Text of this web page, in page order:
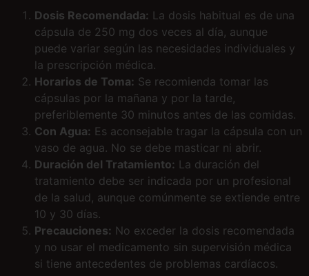
Dosis Recomendada: La dosis habitual es de una
cápsula de 250 mg dos veces al día, aunque
puede variar según las necesidades individuales y
la prescripción médica.
Horarios de Toma: Se recomienda tomar las
cápsulas por la mañana y por la tarde,
preferiblemente 30 minutos antes de las comidas.
Con Agua: Es aconsejable tragar la cápsula con un
vaso de agua. No se debe masticar ni abrir.
Duración del Tratamiento: La duración del
tratamiento debe ser indicada por un profesional
de la salud, aunque comúnmente se extiende entre
10 y 30 días.
Precauciones: No exceder la dosis recomendada
y no usar el medicamento sin supervisión médica
si tiene antecedentes de problemas cardíacos.